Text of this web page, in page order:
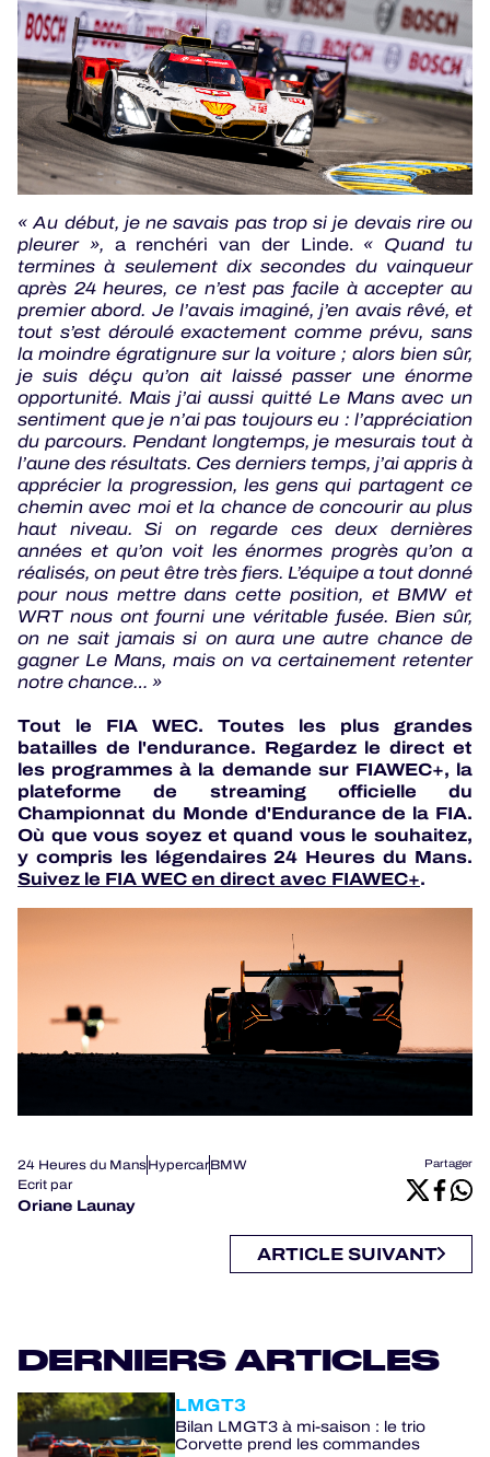
« Au début, je ne savais pas trop si je devais rire ou
pleurer », a renchéri van der Linde. « Quand tu
termines à seulement dix secondes du vainqueur
après 24 heures, ce n’est pas facile à accepter au
premier abord. Je l’avais imaginé, j’en avais rêvé, et
tout s’est déroulé exactement comme prévu, sans
la moindre égratignure sur la voiture ; alors bien sûr,
je suis déçu qu’on ait laissé passer une énorme
opportunité. Mais j’ai aussi quitté Le Mans avec un
sentiment que je n’ai pas toujours eu : l’appréciation
du parcours. Pendant longtemps, je mesurais tout à
l’aune des résultats. Ces derniers temps, j’ai appris à
apprécier la progression, les gens qui partagent ce
chemin avec moi et la chance de concourir au plus
haut niveau. Si on regarde ces deux dernières
années et qu’on voit les énormes progrès qu’on a
réalisés, on peut être très fiers. L’équipe a tout donné
pour nous mettre dans cette position, et BMW et
WRT nous ont fourni une véritable fusée. Bien sûr,
on ne sait jamais si on aura une autre chance de
gagner Le Mans, mais on va certainement retenter
notre chance… »
Tout le FIA WEC. Toutes les plus grandes
batailles de l'endurance. Regardez le direct et
les programmes à la demande sur FIAWEC+, la
plateforme de streaming officielle du
Championnat du Monde d'Endurance de la FIA.
Où que vous soyez et quand vous le souhaitez,
y compris les légendaires 24 Heures du Mans.
Suivez le FIA WEC en direct avec FIAWEC+.
24 Heures du MansHypercarBMW
Ecrit par
Oriane Launay
Partager
ARTICLE SUIVANT
DERNIERS ARTICLES
LMGT3
Bilan LMGT3 à mi-saison : le trio
Corvette prend les commandes